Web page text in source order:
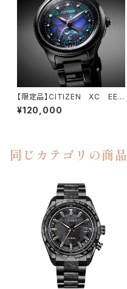
【限定品】CITIZEN XC EE1
008-56Eソーラー電波時計
¥120,000
同じカテゴリの商品